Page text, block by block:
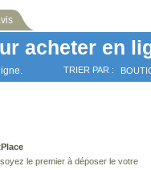
acheter en
TRIER PAR :
le premier à déposer le votre